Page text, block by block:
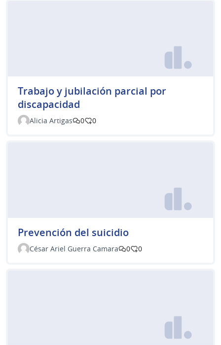
Trabajo y jubilación parcial por
discapacidad
Alicia Artigas 0 0
Prevención del suicidio
César Ariel Guerra Camara 0 0